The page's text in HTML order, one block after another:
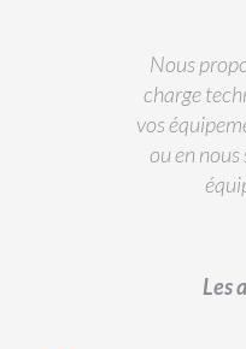
Nous
charge
vos
ou en
Les